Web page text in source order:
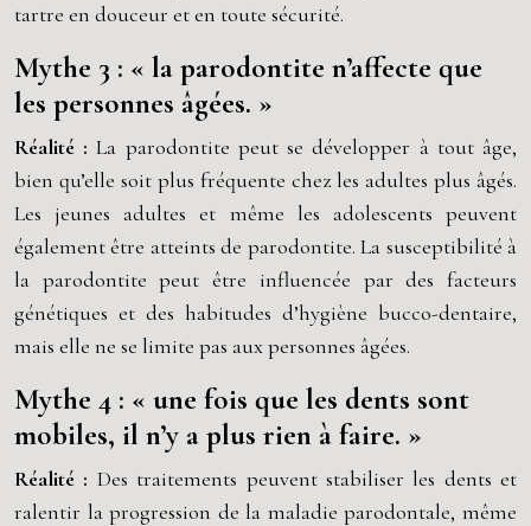
tartre en douceur et en toute sécurité.
Mythe 3 : « la parodontite n’affecte que
les personnes âgées. »
Réalité :La parodontite peut se développer à tout âge,
bien qu’elle soit plus fréquente chez les adultes plus âgés.
Les jeunes adultes et même les adolescents peuvent
également être atteints de parodontite. La susceptibilité à
la parodontite peut être influencée par des facteurs
génétiques et des habitudes d’hygiène bucco-dentaire,
mais elle ne se limite pas aux personnes âgées.
Mythe 4 : « une fois que les dents sont
mobiles, il n’y a plus rien à faire. »
Réalité : Des traitements peuvent stabiliser les dents et
ralentir la progression de la maladie parodontale, même